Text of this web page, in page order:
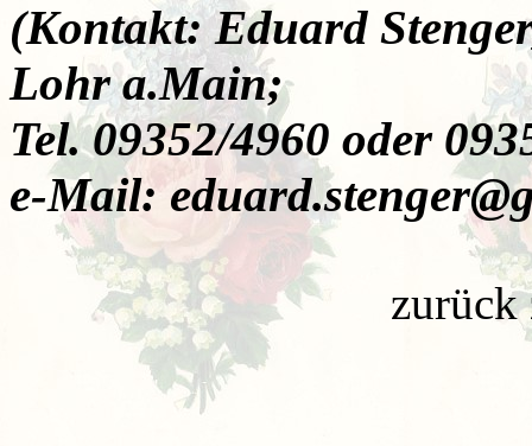
(Kontakt: Eduard
Lohr a.Main;
Tel. 09352/4960 oder
e-Mail:
zurück